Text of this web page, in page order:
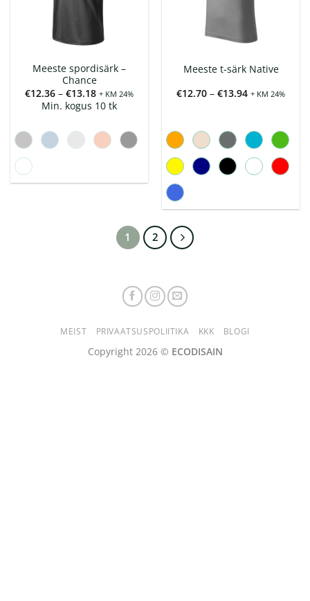
Meeste spordisärk –
Chance
€12.36 – €13.18Hinnavahemik:
€12.36
kuni
+ KM 24%
Min. kogus 10 tk
Meeste t-särk Native
€12.70 – €13.94
€12.70
+ KM 24%
1 2
MEIST PRIVAATSUSPOLIITIKA KKK BLOGI
Copyright 2026 © ECODISAIN